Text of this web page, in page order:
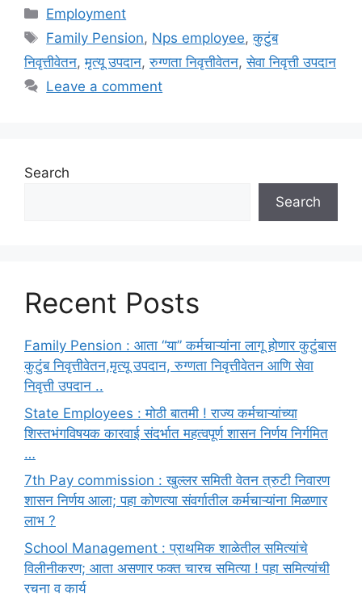
Categories
Employment
Tags
Family Pension, Nps employee,कुटुंब
निवृत्तीवेतन,मृत्यू उपदान,रुग्णता निवृत्तीवेतन,सेवा निवृत्ती उपदान
Leave a comment
Search
Search
Recent Posts
Family Pension : आता “या” कर्मचाऱ्यांना लागू होणार कुटुंबास
कुटुंब निवृत्तीवेतन,मृत्यू उपदान, रुग्णता निवृत्तीवेतन आणि सेवा
निवृत्ती उपदान ..
State Employees : मोठी बातमी ! राज्य कर्मचाऱ्यांच्या
शिस्तभंगविषयक कारवाई संदर्भात महत्वपूर्ण शासन निर्णय निर्गमित
…
7th Pay commission : खुल्लर समिती वेतन त्रुटी निवारण
शासन निर्णय आला; पहा कोणत्या संवर्गातील कर्मचाऱ्यांना मिळणार
लाभ ?
School Management : प्राथमिक शाळेतील समित्यांचे
विलीनीकरण; आता असणार फक्त चारच समित्या ! पहा समित्यांची
रचना व कार्य